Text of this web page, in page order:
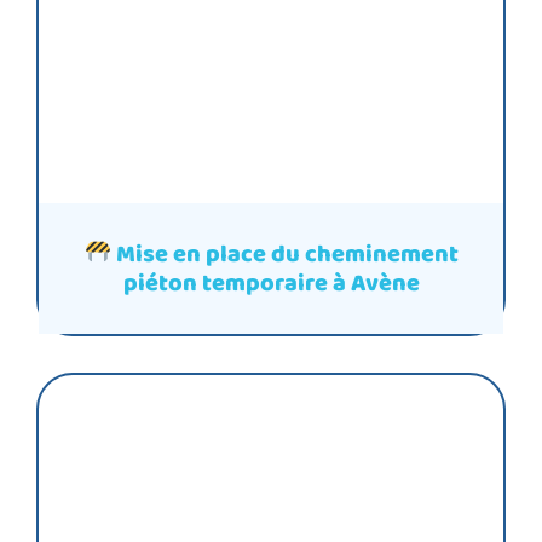
Mise en place du cheminement
piéton temporaire à Avène